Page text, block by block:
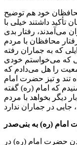
خود هم توضیح
داشتند خیلی با
می‌آمدند، رفتار بدی
محافظان با مردم
که به جماران رفته
که می‌خواستم خودی
را هل می‌دادم که
تند و تیز حضرت امام
که امام (ره) گفته
دیگر بخواهد با مردم
(ره) به بنی‌صدر
حضرت امام (ره) در